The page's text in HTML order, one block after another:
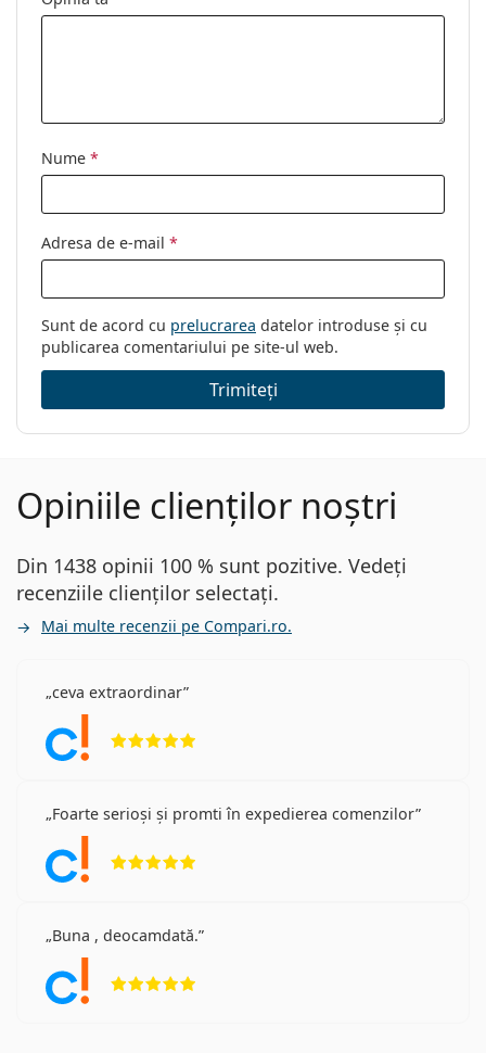
Nume *
Adresa de e-mail *
Sunt de acord cu prelucrarea datelor introduse și cu
publicarea comentariului pe site-ul web.
Trimiteți
Opiniile clienților noștri
Din 1438 opinii 100 % sunt pozitive. Vedeți
recenziile clienților selectați.
Mai multe recenzii pe Compari.ro.
ceva extraordinar
Foarte serioși și promti în expedierea comenzilor
Buna , deocamdată.